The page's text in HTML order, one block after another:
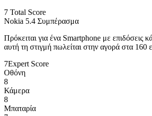
7 Total Score
Nokia 5.4 Συμπέρασμα
Πρόκειται για ένα Smartphone με επιδόσεις
αυτή τη στιγμή πωλείται στην αγορά στα 160
7Expert Score
Οθόνη
8
Κάμερα
8
Μπαταρία